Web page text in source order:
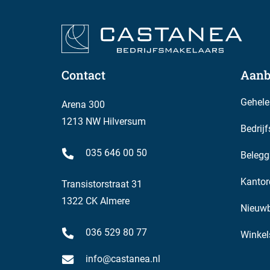
Huurprijsaanpassing
Jaarlijks, op basis van de wijziging van het
(CPI) reeks Alle huishoudens (2006 = 100),
(CBS).
Huurovereenkomst op basis van het
Bestemming
Het vigerende bestemmingsplan van de
geschikt is voor het gebruik voor:
De verhuurder behoudt zich het recht van gunning
Contact
Arena 300
1213 NW Hilversum
035 646 00 50
Transistorstraat 31
1322 CK Almere
036 529 80 77
info@castanea.nl